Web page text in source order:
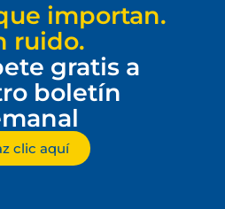
importan.
ruido.
gratis a
boletín
clic aquí